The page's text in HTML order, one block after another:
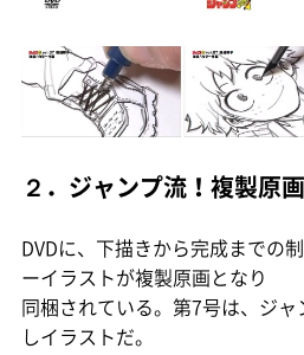
２．ジャンプ流！複製原画
DVDに、下描きから完成までの
ーイラストが複製原画となり
同梱されている。第7号は、ジ
しイラストだ。